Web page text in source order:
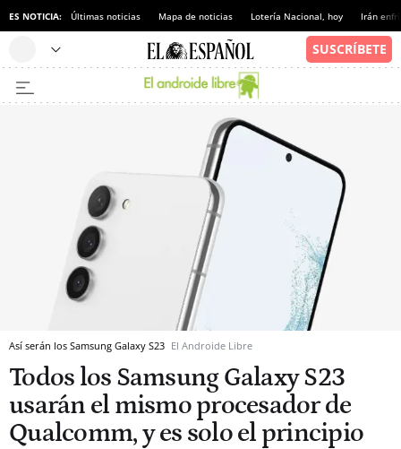
ES NOTICIA: Últimas noticias Mapa de noticias Lotería Nacional, hoy Irán
Así serán los Samsung Galaxy S23 El Androide Libre
Todos los Samsung Galaxy S23
usarán el mismo procesador de
Qualcomm, y es solo el principio